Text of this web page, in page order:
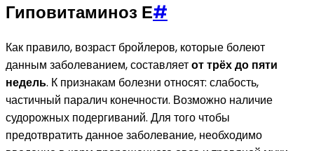
Гиповитаминоз Е#
Как правило, возраст бройлеров, которые болеют
данным заболеванием, составляетот трёх до пяти
недель. К признакам болезни относят: слабость,
частичный паралич конечности. Возможно наличие
судорожных подергиваний. Для того чтобы
предотвратить данное заболевание, необходимо